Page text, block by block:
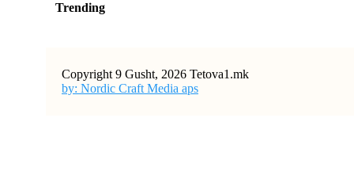
Trending
Copyright 9 Gusht, 2026 Tetova1.mk
by: Nordic Craft Media aps